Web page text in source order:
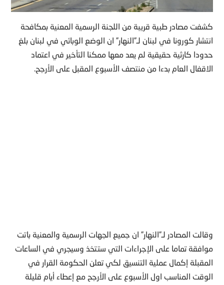
كشفت مصادر طبية قريبة من اللجنة الرسمية المعنية بمكافحة
انتشار كورونا في لبنان لـ”النهار” ان الوضع الوبائي في لبنان بلغ
حدودا كارثية حقيقية لم يعد معها ممكنا التأخير في اعتماد
الاقفال العام بدءا من منتصف الأسبوع المقبل على الأرجح.
وقالت المصادر لـ”النهار” ان جميع الجهات الرسمية والمعنية باتت
موافقة تماما على الإجراءات التي ستتخذ وسيجري في الساعات
المقبلة إكمال عملية التنسيق لكي تعلن الحكومة القرار في
الوقت المناسب اول الأسبوع على الأرجح مع إعطاء أيام قليلة